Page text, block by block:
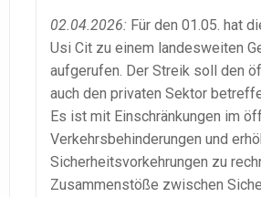
02.04.2026: Für den 01.05. hat
Usi Cit zu einem landesweiten
aufgerufen. Der Streik soll den
auch den privaten Sektor
Es ist mit Einschränkungen im
Verkehrsbehinderungen und
Sicherheitsvorkehrungen zu
Zusammenstöße zwischen